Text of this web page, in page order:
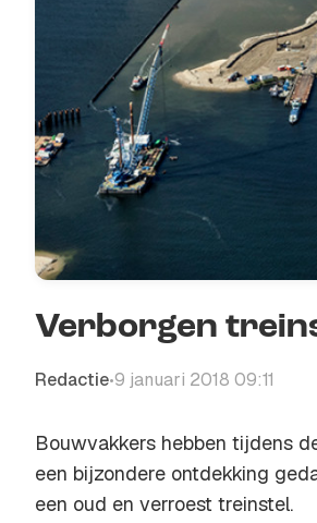
Verborgen
Redactie•9 januari 2018 09:11
Bouwvakkers hebben tijdens
een bijzondere ontdekking
een oud en verroest treinstel.